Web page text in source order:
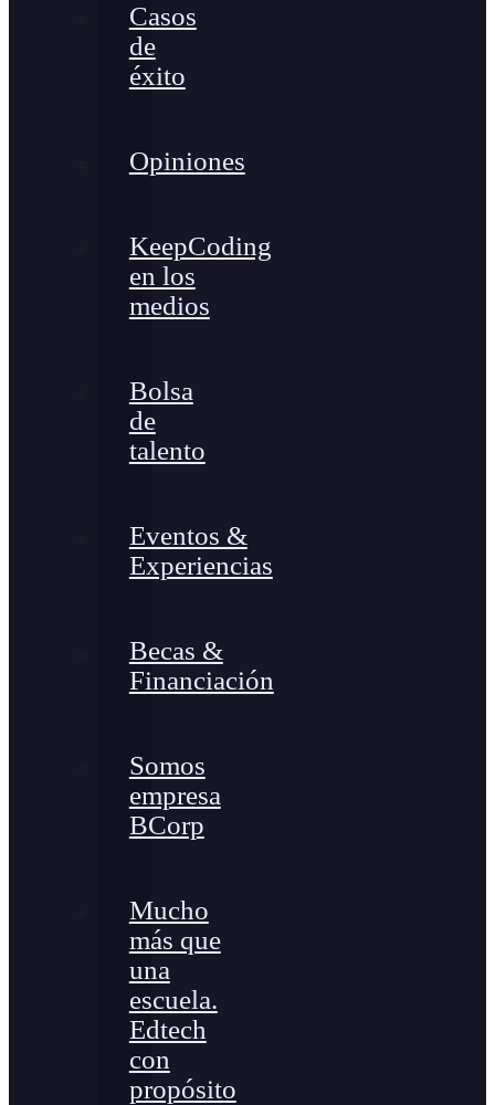
Casos
de
éxito
Opiniones
KeepCoding
en los
medios
Bolsa
de
talento
Eventos &
Experiencias
Becas &
Financiación
Somos
empresa
BCorp
Mucho
más que
una
escuela.
Edtech
con
propósito